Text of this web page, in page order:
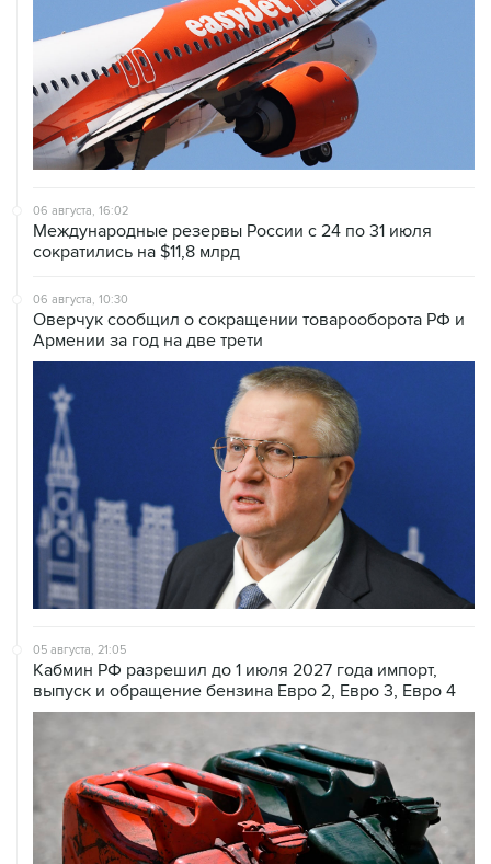
06 августа, 16:02
Международные резервы России с 24 по 31 июля
сократились на $11,8 млрд
06 августа, 10:30
Оверчук сообщил о сокращении товарооборота РФ и
Армении за год на две трети
05 августа, 21:05
Кабмин РФ разрешил до 1 июля 2027 года импорт,
выпуск и обращение бензина Евро 2, Евро 3, Евро 4